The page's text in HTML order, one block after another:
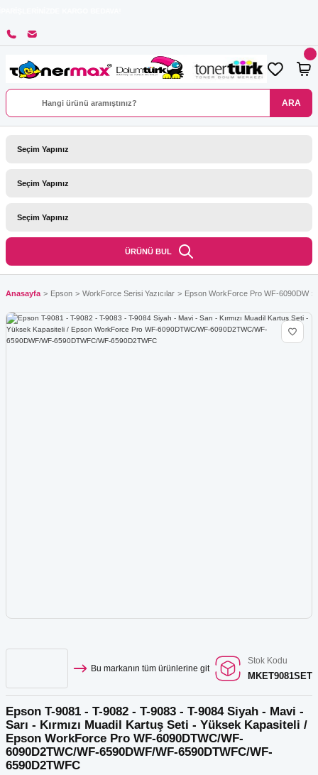
ARA
ÜRÜNÜ BUL
Anasayfa Epson WorkForce Serisi Yazıcılar Epson WorkForce Pro WF-6090DW
Bu markanın tüm ürünlerine git
Stok Kodu
MKET9081SET
Epson T-9081 - T-9082 - T-9083 - T-9084 Siyah - Mavi -
Sarı - Kırmızı Muadil Kartuş Seti - Yüksek Kapasiteli /
Epson WorkForce Pro WF-6090DTWC/WF-
6090D2TWC/WF-6590DWF/WF-6590DTWFC/WF-
6590D2TWFC